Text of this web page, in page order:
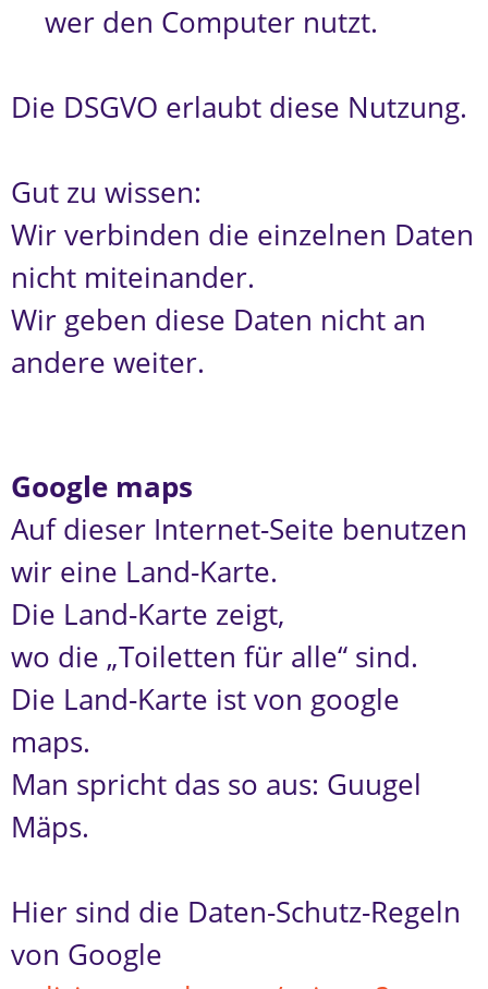
wer den Computer nutzt.
Die DSGVO erlaubt diese Nutzung.
Gut zu wissen:
Wir verbinden die einzelnen Daten
nicht miteinander.
Wir geben diese Daten nicht an
andere weiter.
Google maps
Auf dieser Internet-Seite benutzen
wir eine Land-Karte.
Die Land-Karte zeigt,
wo die „Toiletten für alle“ sind.
Die Land-Karte ist von google
maps.
Man spricht das so aus: Guugel
Mäps.
Hier sind die Daten-Schutz-Regeln
von Google